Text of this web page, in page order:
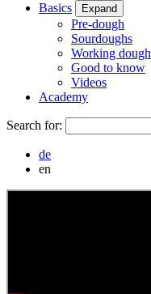
Basics
Expand
Pre-dough
Sourdoughs
Working dough
Good to know
Videos
Academy
Search for:
de
en